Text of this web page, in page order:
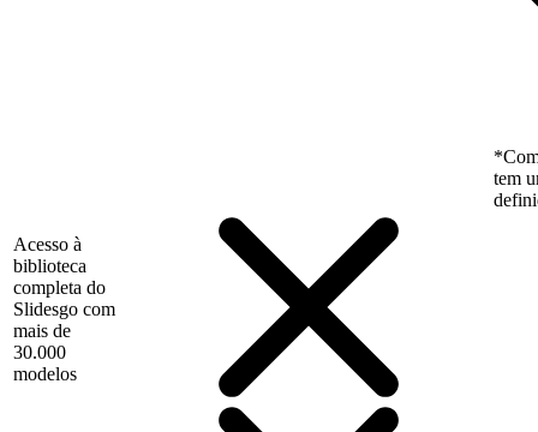
tem
Acesso à
biblioteca
completa do
Slidesgo com
mais de
30.000
modelos